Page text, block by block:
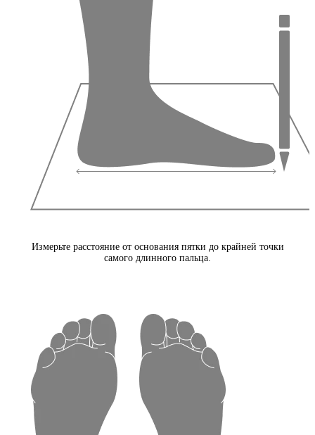
Измерьте расстояние от основания пятки до крайней точки
самого длинного пальца.